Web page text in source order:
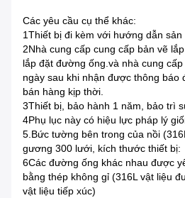
Các yêu cầu cụ thể khác:
1Thiết bị đi kèm với hướng dẫn sản
2Nhà cung cấp cung cấp bản vẽ
lắp đặt đường ống.và nhà cung
ngày sau khi nhận được thông báo
bán hàng kịp thời.
3Thiết bị, bảo hành 1 năm, bảo trì
4Phụ lục này có hiệu lực pháp lý
5.Bức tường bên trong của nồi
gương 300 lưới, kích thước thiết bị:
6Các đường ống khác nhau được
bằng thép không gỉ (316L vật liệu
vật liệu tiếp xúc)